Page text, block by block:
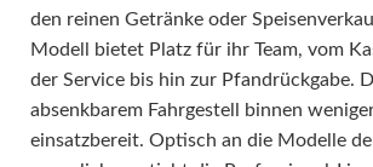
den reinen Getränke oder
Modell bietet Platz für ihr Team, vom
der Service bis hin zur Pfandrückgabe.
absenkbarem Fahrgestell binnen
einsatzbereit. Optisch an die Modelle